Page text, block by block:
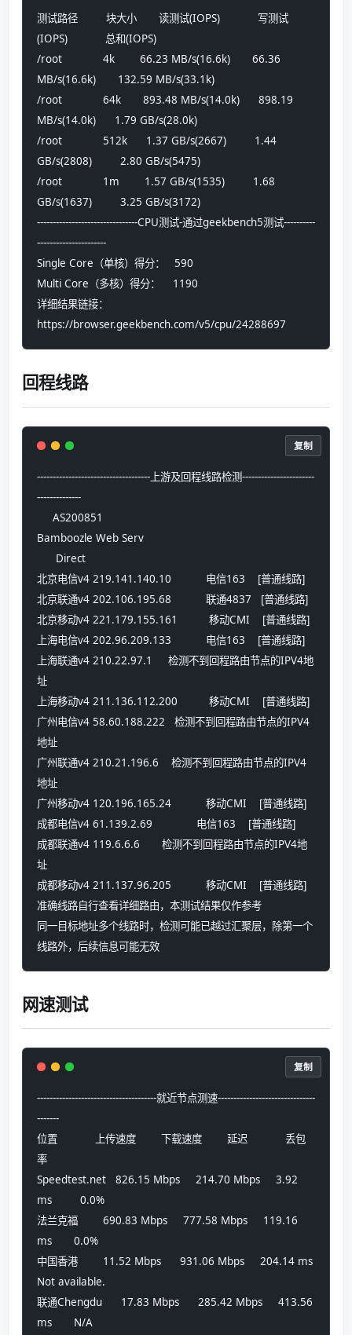
测试路径         块大小       读测试(IOPS)            写测试
(IOPS)            总和(IOPS)
/root             4k        66.23 MB/s(16.6k)       66.36
MB/s(16.6k)       132.59 MB/s(33.1k)
/root             64k       893.48 MB/s(14.0k)      898.19
MB/s(14.0k)      1.79 GB/s(28.0k)
/root             512k      1.37 GB/s(2667)         1.44
GB/s(2808)         2.80 GB/s(5475)
/root             1m        1.57 GB/s(1535)         1.68
GB/s(1637)         3.25 GB/s(3172)
--------------------------------CPU测试-通过geekbench5测试----------
----------------------
Single Core（单核）得分：   590
Multi Core（多核）得分：    1190
详细结果链接：
https://browser.geekbench.com/v5/cpu/24288697
回程线路
------------------------------------上游及回程线路检测-----------------------
--------------
     AS200851
Bamboozle Web Serv
      Direct
北京电信v4 219.141.140.10           电信163    [普通线路]
北京联通v4 202.106.195.68           联通4837   [普通线路]
北京移动v4 221.179.155.161          移动CMI    [普通线路]
上海电信v4 202.96.209.133           电信163    [普通线路]
上海联通v4 210.22.97.1     检测不到回程路由节点的IPV4地
址
上海移动v4 211.136.112.200          移动CMI    [普通线路]
广州电信v4 58.60.188.222   检测不到回程路由节点的IPV4
地址
广州联通v4 210.21.196.6    检测不到回程路由节点的IPV4
地址
广州移动v4 120.196.165.24           移动CMI    [普通线路]
成都电信v4 61.139.2.69              电信163    [普通线路]
成都联通v4 119.6.6.6       检测不到回程路由节点的IPV4地
址
成都移动v4 211.137.96.205           移动CMI    [普通线路]
准确线路自行查看详细路由，本测试结果仅作参考
同一目标地址多个线路时，检测可能已越过汇聚层，除第一个
线路外，后续信息可能无效
复制
网速测试
--------------------------------------就近节点测速-------------------------------
-------
位置            上传速度        下载速度        延迟            丢包
率
Speedtest.net   826.15 Mbps     214.70 Mbps     3.92
ms         0.0%
法兰克福        690.83 Mbps     777.58 Mbps     119.16
ms       0.0%
中国香港        11.52 Mbps      931.06 Mbps     204.14 ms
Not available.
联通Chengdu      17.83 Mbps      285.42 Mbps     413.56
ms       N/A
复制